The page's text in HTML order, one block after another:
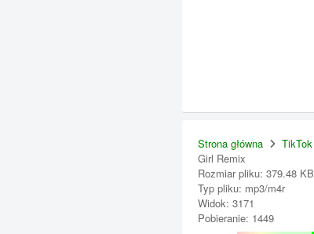
Strona główna TikTok
Girl Remix
Rozmiar pliku: 379.48 KB
Typ pliku: mp3/m4r
Widok: 3171
Pobieranie: 1449